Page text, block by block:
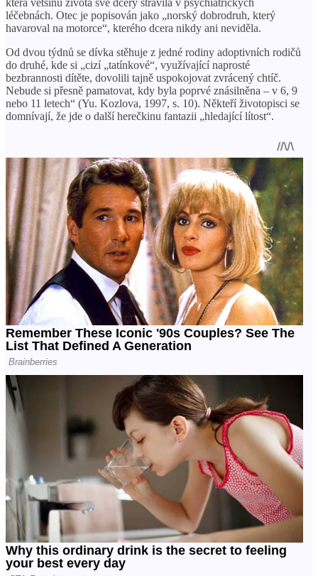
která většinu života své dcery strávila v psychiatrických
léčebnách. Otec je popisován jako „norský dobrodruh, který
havaroval na motorce“, kterého dcera nikdy ani neviděla.
Od dvou týdnů se dívka stěhuje z jedné rodiny adoptivních rodičů
do druhé, kde si „cizí „tatínkové“, využívající naprosté
bezbrannosti dítěte, dovolili tajně uspokojovat zvrácený chtíč.
Nebude si přesně pamatovat, kdy byla poprvé znásilněna – v 6, 9
nebo 11 letech“ (Yu. Kozlova, 1997, s. 10). Někteří životopisci se
domnívají, že jde o další herečkinu fantazii „hledající lítost“.